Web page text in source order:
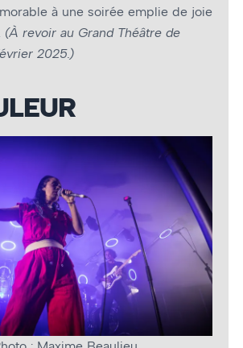
à une soirée emplie de joie
(À revoir au Grand Théâtre de
2025.)